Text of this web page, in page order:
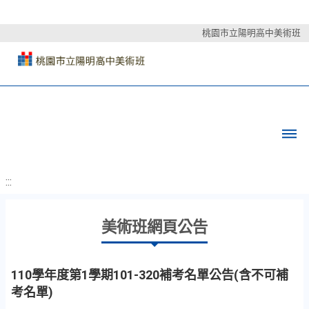
桃園市立陽明高中美術班
:::
美術班網頁公告
110學年度第1學期101-320補考名單公告(含不可補
考名單)